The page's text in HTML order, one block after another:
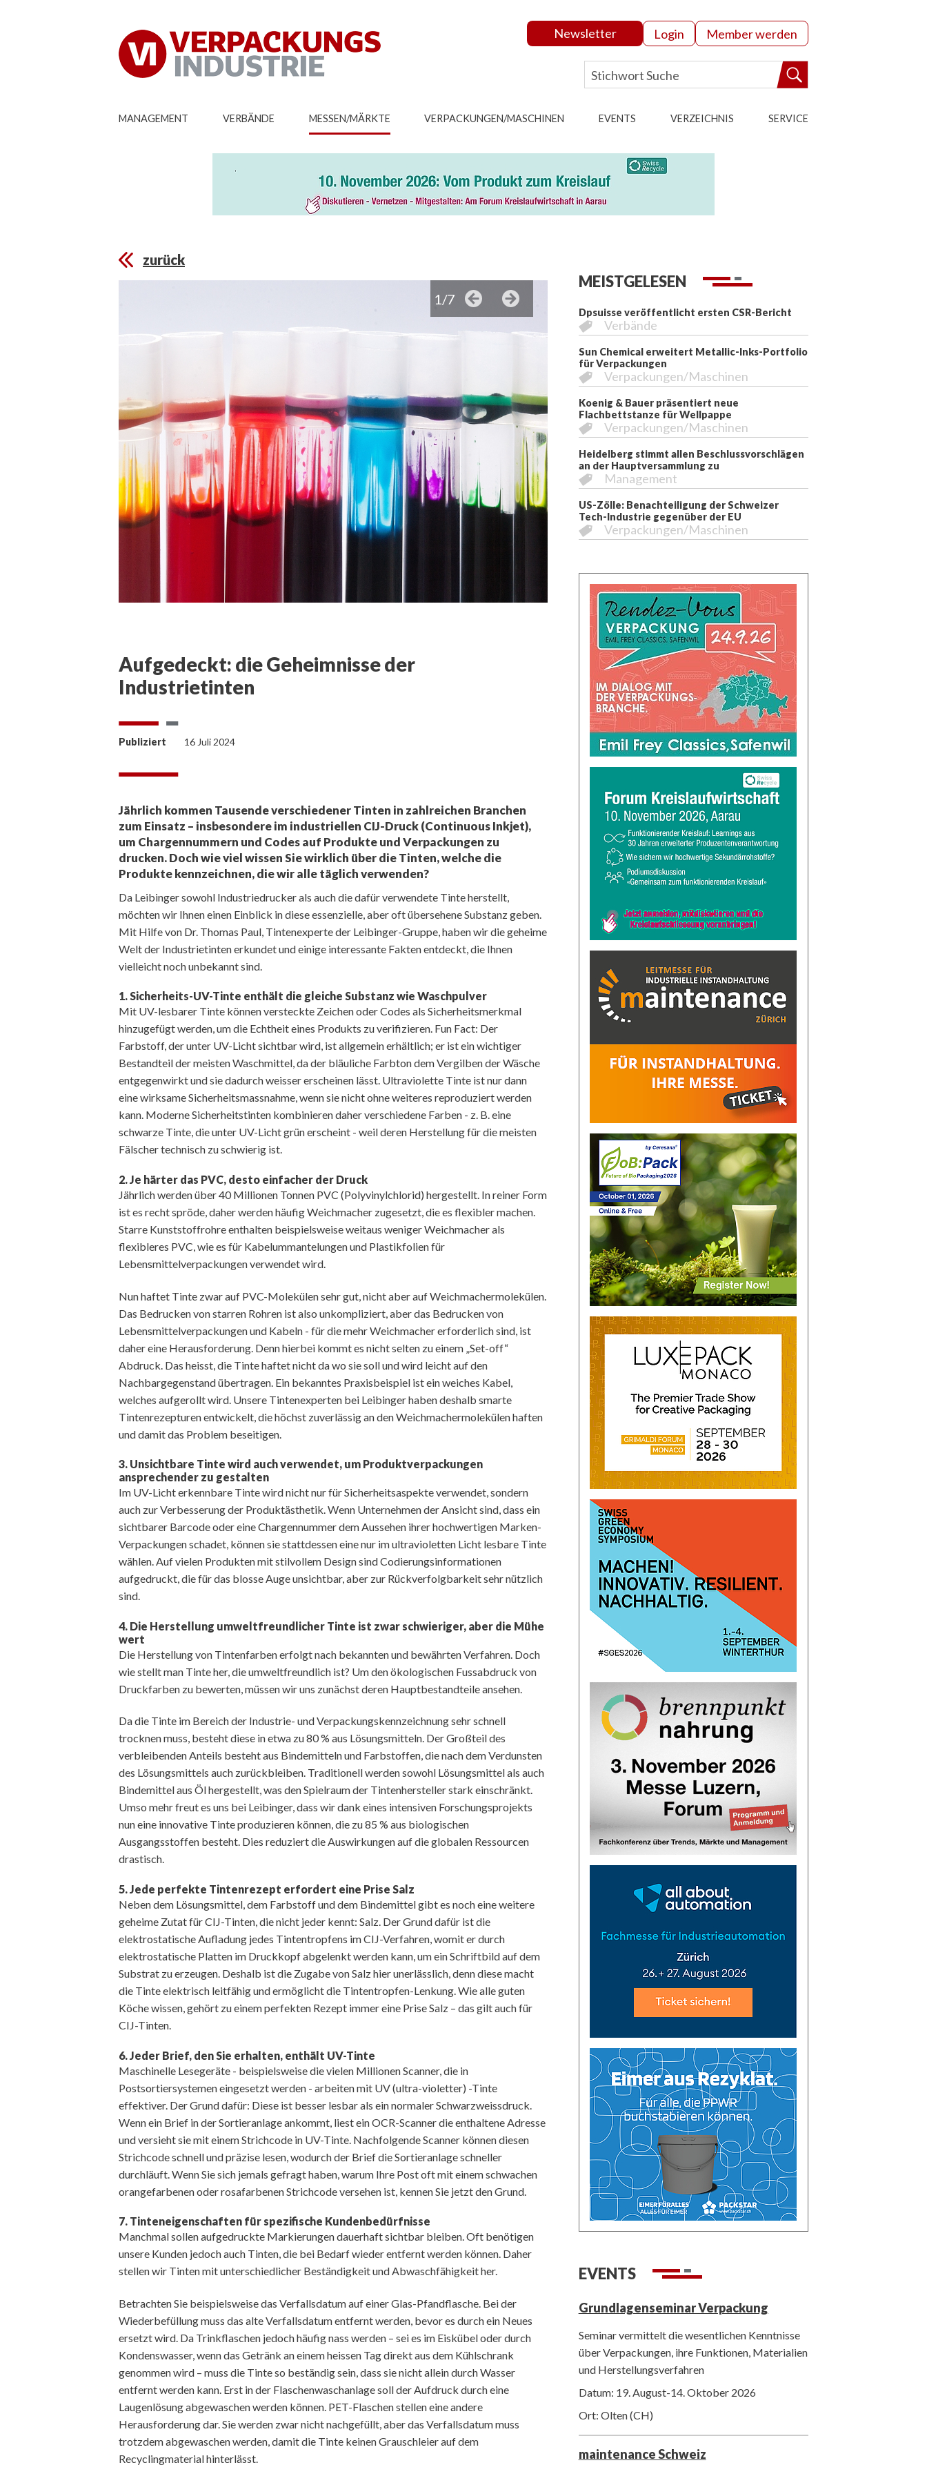
Newsletter Login Member werden
MANAGEMENT VERBÄNDE MESSEN/MÄRKTE VERPACKUNGEN/MASCHINEN EVENTS VERZEICHNIS SERVICE
zurück
1. Sicherheits-UV-Tinte enthält die gleiche Substanz wie Waschpulver
1/7
Aufgedeckt: die Geheimnisse der
Industrietinten
Publiziert 16 Juli 2024
Jährlich kommen Tausende verschiedener Tinten in zahlreichen Branchen
zum Einsatz – insbesondere im industriellen CIJ-Druck (Continuous Inkjet),
um Chargennummern und Codes auf Produkte und Verpackungen zu
drucken. Doch wie viel wissen Sie wirklich über die Tinten, welche die
Produkte kennzeichnen, die wir alle täglich verwenden?
Da Leibinger sowohl Industriedrucker als auch die dafür verwendete Tinte herstellt,
möchten wir Ihnen einen Einblick in diese essenzielle, aber oft übersehene Substanz geben.
Mit Hilfe von Dr. Thomas Paul, Tintenexperte der Leibinger-Gruppe, haben wir die geheime
Welt der Industrietinten erkundet und einige interessante Fakten entdeckt, die Ihnen
vielleicht noch unbekannt sind.
1. Sicherheits-UV-Tinte enthält die gleiche Substanz wie Waschpulver
Mit UV-lesbarer Tinte können versteckte Zeichen oder Codes als Sicherheitsmerkmal
hinzugefügt werden, um die Echtheit eines Produkts zu verifizieren. Fun Fact: Der
Farbstoff, der unter UV-Licht sichtbar wird, ist allgemein erhältlich; er ist ein wichtiger
Bestandteil der meisten Waschmittel, da der bläuliche Farbton dem Vergilben der Wäsche
entgegenwirkt und sie dadurch weisser erscheinen lässt. Ultraviolette Tinte ist nur dann
eine wirksame Sicherheitsmassnahme, wenn sie nicht ohne weiteres reproduziert werden
kann. Moderne Sicherheitstinten kombinieren daher verschiedene Farben - z. B. eine
schwarze Tinte, die unter UV-Licht grün erscheint - weil deren Herstellung für die meisten
Fälscher technisch zu schwierig ist.
2. Je härter das PVC, desto einfacher der Druck
Jährlich werden über 40 Millionen Tonnen PVC (Polyvinylchlorid) hergestellt. In reiner Form
ist es recht spröde, daher werden häufig Weichmacher zugesetzt, die es flexibler machen.
Starre Kunststoffrohre enthalten beispielsweise weitaus weniger Weichmacher als
flexibleres PVC, wie es für Kabelummantelungen und Plastikfolien für
Lebensmittelverpackungen verwendet wird.
Nun haftet Tinte zwar auf PVC-Molekülen sehr gut, nicht aber auf Weichmachermolekülen.
Das Bedrucken von starren Rohren ist also unkompliziert, aber das Bedrucken von
Lebensmittelverpackungen und Kabeln - für die mehr Weichmacher erforderlich sind, ist
daher eine Herausforderung. Denn hierbei kommt es nicht selten zu einem „Set-off“
Abdruck. Das heisst, die Tinte haftet nicht da wo sie soll und wird leicht auf den
Nachbargegenstand übertragen. Ein bekanntes Praxisbeispiel ist ein weiches Kabel,
welches aufgerollt wird. Unsere Tintenexperten bei Leibinger haben deshalb smarte
Tintenrezepturen entwickelt, die höchst zuverlässig an den Weichmachermolekülen haften
und damit das Problem beseitigen.
3. Unsichtbare Tinte wird auch verwendet, um Produktverpackungen
ansprechender zu gestalten
Im UV-Licht erkennbare Tinte wird nicht nur für Sicherheitsaspekte verwendet, sondern
auch zur Verbesserung der Produktästhetik. Wenn Unternehmen der Ansicht sind, dass ein
sichtbarer Barcode oder eine Chargennummer dem Aussehen ihrer hochwertigen Marken-
Verpackungen schadet, können sie stattdessen eine nur im ultravioletten Licht lesbare Tinte
wählen. Auf vielen Produkten mit stilvollem Design sind Codierungsinformationen
aufgedruckt, die für das blosse Auge unsichtbar, aber zur Rückverfolgbarkeit sehr nützlich
sind.
4. Die Herstellung umweltfreundlicher Tinte ist zwar schwieriger, aber die Mühe
wert
Die Herstellung von Tintenfarben erfolgt nach bekannten und bewährten Verfahren. Doch
wie stellt man Tinte her, die umweltfreundlich ist? Um den ökologischen Fussabdruck von
Druckfarben zu bewerten, müssen wir uns zunächst deren Hauptbestandteile ansehen.
Da die Tinte im Bereich der Industrie- und Verpackungskennzeichnung sehr schnell
trocknen muss, besteht diese in etwa zu 80 % aus Lösungsmitteln. Der Großteil des
verbleibenden Anteils besteht aus Bindemitteln und Farbstoffen, die nach dem Verdunsten
des Lösungsmittels auch zurückbleiben. Traditionell werden sowohl Lösungsmittel als auch
Bindemittel aus Öl hergestellt, was den Spielraum der Tintenhersteller stark einschränkt.
Umso mehr freut es uns bei Leibinger, dass wir dank eines intensiven Forschungsprojekts
nun eine innovative Tinte produzieren können, die zu 85 % aus biologischen
Ausgangsstoffen besteht. Dies reduziert die Auswirkungen auf die globalen Ressourcen
drastisch.
5. Jede perfekte Tintenrezept erfordert eine Prise Salz
Neben dem Lösungsmittel, dem Farbstoff und dem Bindemittel gibt es noch eine weitere
geheime Zutat für CIJ-Tinten, die nicht jeder kennt: Salz. Der Grund dafür ist die
elektrostatische Aufladung jedes Tintentropfens im CIJ-Verfahren, womit er durch
elektrostatische Platten im Druckkopf abgelenkt werden kann, um ein Schriftbild auf dem
Substrat zu erzeugen. Deshalb ist die Zugabe von Salz hier unerlässlich, denn diese macht
die Tinte elektrisch leitfähig und ermöglicht die Tintentropfen-Lenkung. Wie alle guten
Köche wissen, gehört zu einem perfekten Rezept immer eine Prise Salz – das gilt auch für
CIJ-Tinten.
6. Jeder Brief, den Sie erhalten, enthält UV-Tinte
Maschinelle Lesegeräte - beispielsweise die vielen Millionen Scanner, die in
Postsortiersystemen eingesetzt werden - arbeiten mit UV (ultra-violetter) -Tinte
effektiver. Der Grund dafür: Diese ist besser lesbar als ein normaler Schwarzweissdruck.
Wenn ein Brief in der Sortieranlage ankommt, liest ein OCR-Scanner die enthaltene Adresse
und versieht sie mit einem Strichcode in UV-Tinte. Nachfolgende Scanner können diesen
Strichcode schnell und präzise lesen, wodurch der Brief die Sortieranlage schneller
durchläuft. Wenn Sie sich jemals gefragt haben, warum Ihre Post oft mit einem schwachen
orangefarbenen oder rosafarbenen Strichcode versehen ist, kennen Sie jetzt den Grund.
7. Tinteneigenschaften für spezifische Kundenbedürfnisse
Manchmal sollen aufgedruckte Markierungen dauerhaft sichtbar bleiben. Oft benötigen
unsere Kunden jedoch auch Tinten, die bei Bedarf wieder entfernt werden können. Daher
stellen wir Tinten mit unterschiedlicher Beständigkeit und Abwaschfähigkeit her.
Betrachten Sie beispielsweise das Verfallsdatum auf einer Glas-Pfandflasche. Bei der
Wiederbefüllung muss das alte Verfallsdatum entfernt werden, bevor es durch ein Neues
ersetzt wird. Da Trinkflaschen jedoch häufig nass werden – sei es im Eiskübel oder durch
Kondenswasser, wenn das Getränk an einem heissen Tag direkt aus dem Kühlschrank
genommen wird – muss die Tinte so beständig sein, dass sie nicht allein durch Wasser
entfernt werden kann. Erst in der Flaschenwaschanlage soll der Aufdruck durch eine
Laugenlösung abgewaschen werden können. PET-Flaschen stellen eine andere
Herausforderung dar. Sie werden zwar nicht nachgefüllt, aber das Verfallsdatum muss
trotzdem abgewaschen werden, damit die Tinte keinen Grauschleier auf dem
Recyclingmaterial hinterlässt.
MEISTGELESEN
Dpsuisse veröffentlicht ersten CSR-Bericht
Verbände
Sun Chemical erweitert Metallic-Inks-Portfolio
für Verpackungen
Verpackungen/Maschinen
Koenig & Bauer präsentiert neue
Flachbettstanze für Wellpappe
Verpackungen/Maschinen
Heidelberg stimmt allen Beschlussvorschlägen
an der Hauptversammlung zu
Management
US-Zölle: Benachteiligung der Schweizer
Tech-Industrie gegenüber der EU
Verpackungen/Maschinen
EVENTS
Grundlagenseminar Verpackung
Seminar vermittelt die wesentlichen Kenntnisse
über Verpackungen, ihre Funktionen, Materialien
und Herstellungsverfahren
Datum: 19. August-14. Oktober 2026
Ort: Olten (CH)
maintenance Schweiz